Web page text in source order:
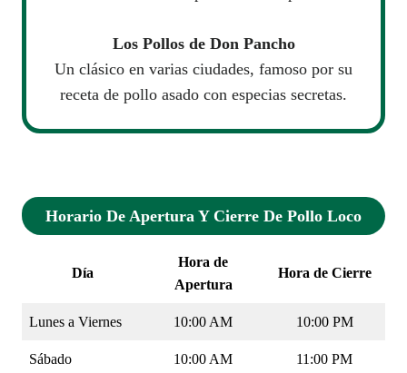
Los Pollos de Don Pancho
Un clásico en varias ciudades, famoso por su
receta de pollo asado con especias secretas.
Horario De Apertura Y Cierre De Pollo Loco
Día
Hora de
Apertura
Hora de Cierre
Lunes a Viernes 10:00 AM 10:00 PM
Sábado 10:00 AM 11:00 PM